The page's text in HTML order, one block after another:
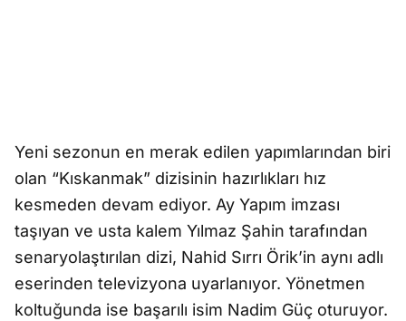
Yeni sezonun en merak edilen yapımlarından biri
olan “Kıskanmak” dizisinin hazırlıkları hız
kesmeden devam ediyor. Ay Yapım imzası
taşıyan ve usta kalem Yılmaz Şahin tarafından
senaryolaştırılan dizi, Nahid Sırrı Örik’in aynı adlı
eserinden televizyona uyarlanıyor. Yönetmen
koltuğunda ise başarılı isim Nadim Güç oturuyor.